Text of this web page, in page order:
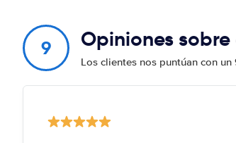
9 Opiniones
Los clientes nos puntúan con